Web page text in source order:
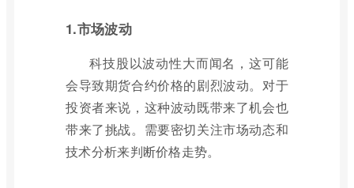
1.市场波动
科技股以波动性大而闻名，这可能
会导致期货合约价格的剧烈波动。对于
投资者来说，这种波动既带来了机会也
带来了挑战。需要密切关注市场动态和
技术分析来判断价格走势。